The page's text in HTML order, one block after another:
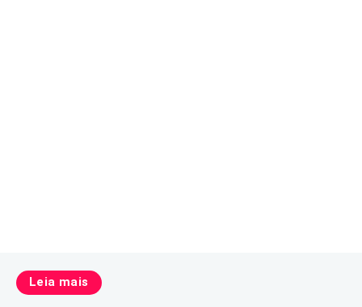
Leia mais